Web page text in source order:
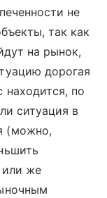
не
так как
на рынок,
дорогая
находится, по
ситуация в
(можно,
или же